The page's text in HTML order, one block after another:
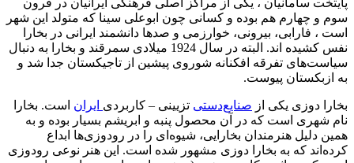
پایتخت سامانیان ، یکی از مراکز اصلی فرهنگی ایرانیان در قرون
سوم و چهارم هم بوده و کسانی چون ابوعلی سینا که متولد این شهر
است ، فارابی، بیرونی، خوارزمی و صدها دانشمند ایرانی در بخارا
نفس کشیده اند. البته در سال 1924 میلادی سمرقند و بخارا به دنبال
سیاست‌های تفرقه افکنانه شوروی پیشین از تاجیکستان جدا شد و
به ازبکستان پیوست.
بخارا دوزی یکی از صنایع‌دستی تزیینی – کاربردی ایران است. بخارا
نام شهری است که در آن محصول پنبه و ابریشم بسیار بوده و به
همین دلیل هنرمندان بخارایی، شیوه‌ای را در رودوزی‌ها ابداع
کرده‌اند که به بخارا دوزی مشهور شده است. این هنر نوعی رودوزی